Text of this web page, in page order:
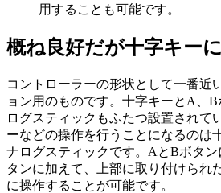
用することも可能です。
概ね良好だが十字キー
コントローラーの形状として一番近
ョン用のものです。十字キーとA、
ログスティックもふたつ設置されて
ーなどの操作を行うことになるのは
ナログスティックです。AとBボタ
タンに加えて、上部に取り付けられ
に操作することが可能です。